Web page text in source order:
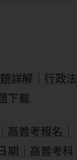
詳解｜行政法
下載
高普考報名｜
期｜高普考科